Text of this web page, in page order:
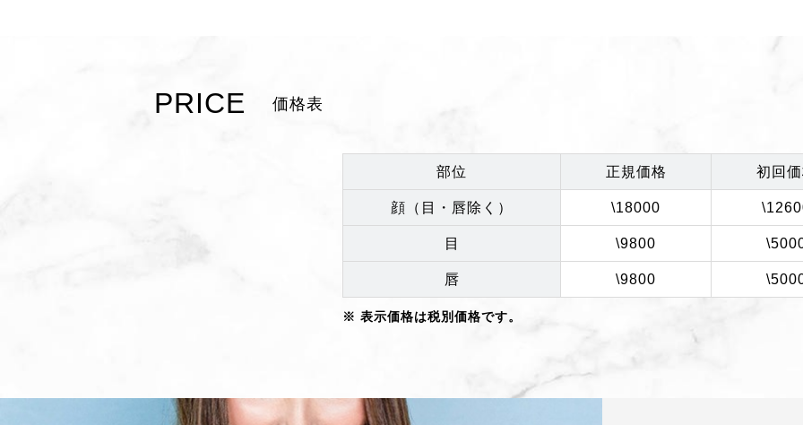
PRICE 価格表
部位 正規価格 初回
顔（目・唇除く） \18000
目 \9800
唇 \9800
表示価格は税別価格です。